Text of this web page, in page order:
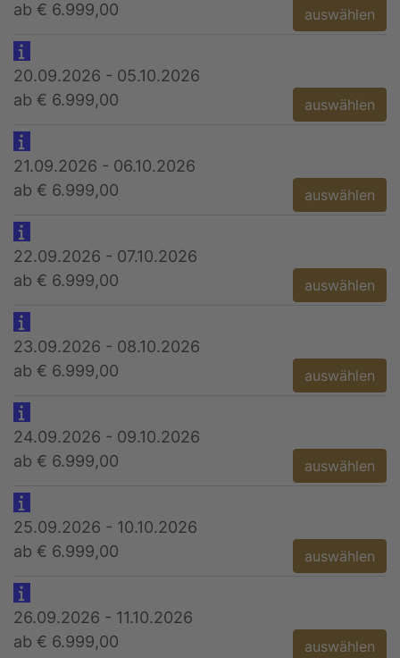
ab € 6.999,00 auswählen
20.09.2026 - 05.10.2026
ab € 6.999,00
auswählen
21.09.2026 - 06.10.2026
ab € 6.999,00
auswählen
22.09.2026 - 07.10.2026
ab € 6.999,00
auswählen
23.09.2026 - 08.10.2026
ab € 6.999,00
auswählen
24.09.2026 - 09.10.2026
ab € 6.999,00
auswählen
25.09.2026 - 10.10.2026
ab € 6.999,00
auswählen
26.09.2026 - 11.10.2026
ab € 6.999,00
auswählen